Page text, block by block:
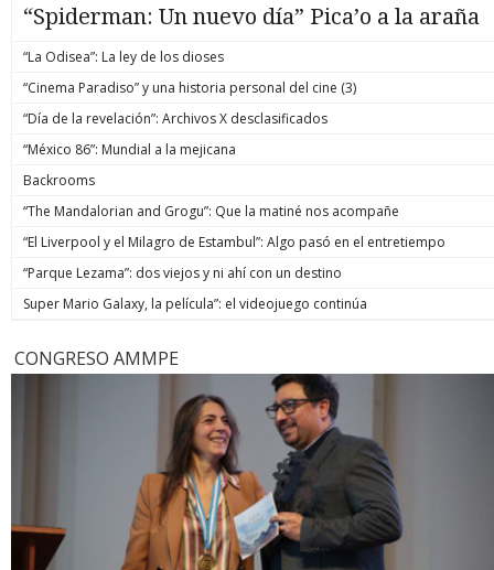
“Spiderman: Un nuevo día” Pica’o a la araña
“La Odisea”: La ley de los dioses
“Cinema Paradiso” y una historia personal del cine (3)
“Día de la revelación”: Archivos X desclasificados
“México 86”: Mundial a la mejicana
Backrooms
“The Mandalorian and Grogu”: Que la matiné nos acompañe
“El Liverpool y el Milagro de Estambul”: Algo pasó en el entretiempo
“Parque Lezama”: dos viejos y ni ahí con un destino
Super Mario Galaxy, la película”: el videojuego continúa
CONGRESO AMMPE